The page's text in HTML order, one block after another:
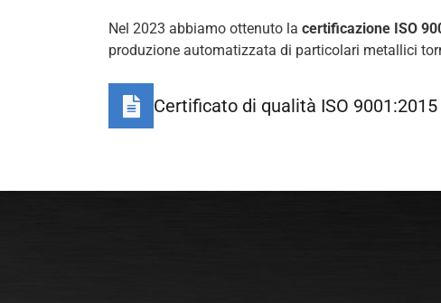
Nel 2023 abbiamo ottenuto la certificazione ISO
produzione automatizzata di particolari metallici
Certificato di qualità ISO 9001:2015